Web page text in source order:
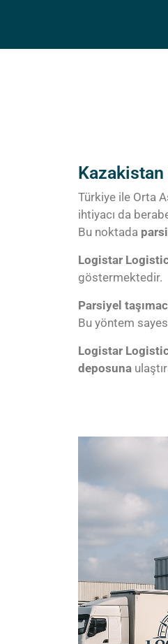
Kazakistan
Türkiye ile Orta
ihtiyacı da
Bu noktada
Logistar
göstermektedir.
Parsiyel
Bu yöntem
Logistar
deposuna